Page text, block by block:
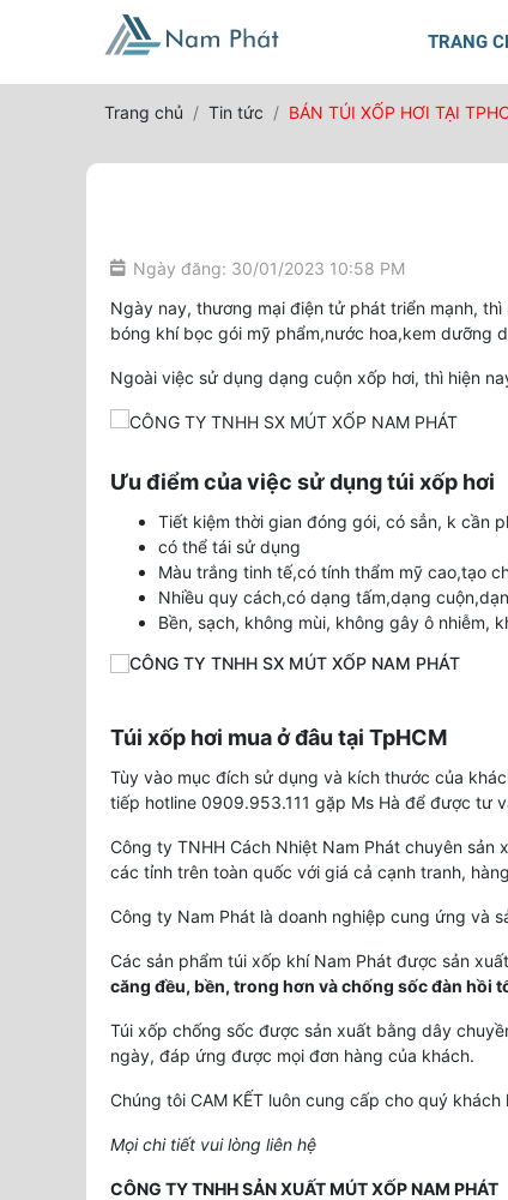
TRANG
Trang chủ Tin tức BÁN TÚI XỐP HƠI TẠI
Ngày đăng: 30/01/2023 10:58 PM
Ngày nay, thương mại điện tử phát triển mạnh,
bóng khí bọc gói mỹ phẩm,nước hoa,kem dưỡng
Ngoài việc sử dụng dạng cuộn xốp hơi, thì hiện
Ưu điểm của việc sử dụng túi xốp hơi
Tiết kiệm thời gian đóng gói, có sẳn, k cần
có thể tái sử dụng
Màu trắng tinh tế,có tính thẩm mỹ cao,tạo
Nhiều quy cách,có dạng tấm,dạng
Bền, sạch, không mùi, không gây ô nhiễm,
Túi xốp hơi mua ở đâu tại TpHCM
Tùy vào mục đích sử dụng và kích thước của
tiếp hotline 0909.953.111 gặp Ms Hà để được tư
Công ty TNHH Cách Nhiệt Nam Phát chuyên sản
các tỉnh trên toàn quốc với giá cả cạnh tranh,
Công ty Nam Phát là doanh nghiệp cung ứng và
Các sản phẩm túi xốp khí Nam Phát được sản
căng đều, bền, trong hơn và chống sốc đàn hồi
Túi xốp chống sốc được sản xuất bằng dây
ngày, đáp ứng được mọi đơn hàng của khách.
Chúng tôi CAM KẾT luôn cung cấp cho quý
Mọi chi tiết vui lòng liên hệ
CÔNG TY TNHH SẢN XUẤT MÚT XỐP NAM PHÁT